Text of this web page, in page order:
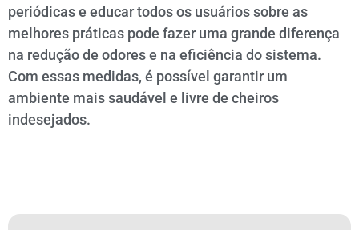
periódicas e educar todos os usuários sobre as
melhores práticas pode fazer uma grande diferença
na redução de odores e na eficiência do sistema.
Com essas medidas, é possível garantir um
ambiente mais saudável e livre de cheiros
indesejados.